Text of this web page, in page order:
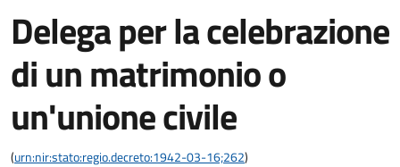
Delega per la celebrazione
di un matrimonio o
un'unione civile
(urn:nir:stato:regio.decreto:1942-03-16;262)